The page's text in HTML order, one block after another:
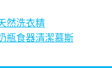
然洗衣精
瓶食器清潔慕斯